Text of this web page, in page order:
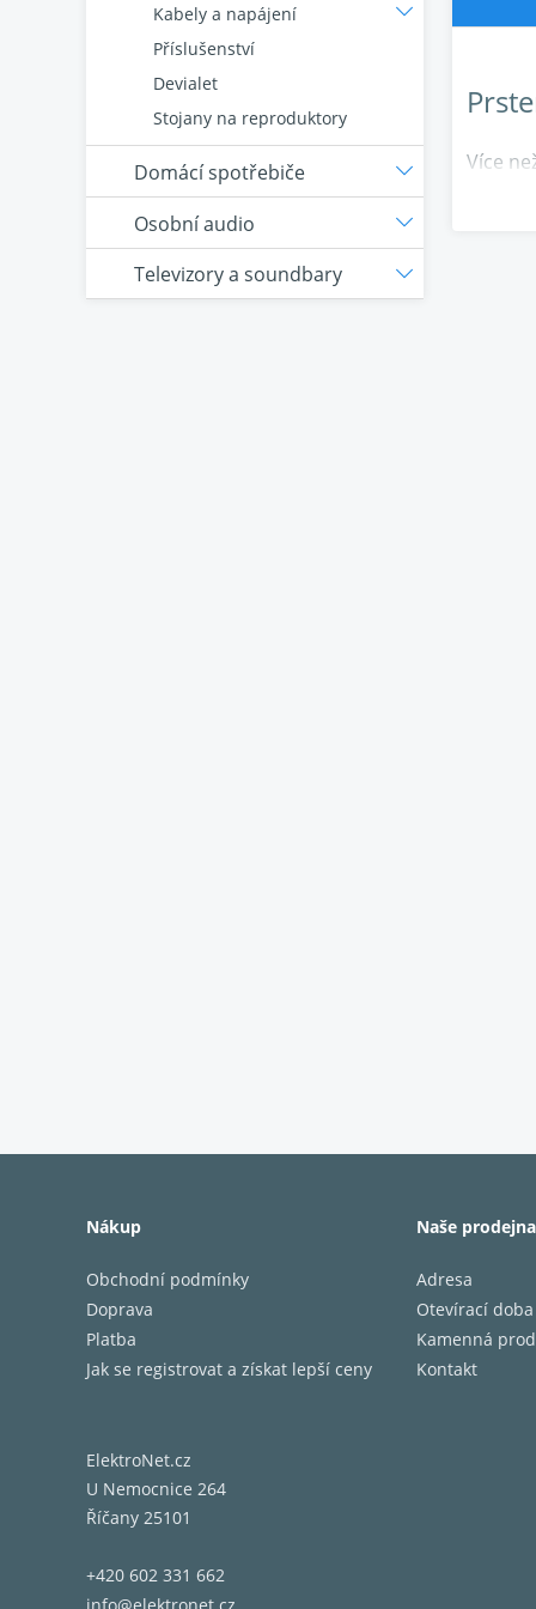
Více
1"
Polk
jádro
váha.
a
zadní
Kabely a napájení
Příslušenství
Devialet
Stojany na reproduktory
Domácí spotřebiče
Osobní audio
Televizory a soundbary
Nákup
Obchodní podmínky
Doprava
Platba
Jak se registrovat a získat lepší ceny
Naše prodejna
Adresa
Otevírací doba
Kamenná
Kontakt
ElektroNet.cz
U Nemocnice 264
Říčany 25101
+420 602 331 662